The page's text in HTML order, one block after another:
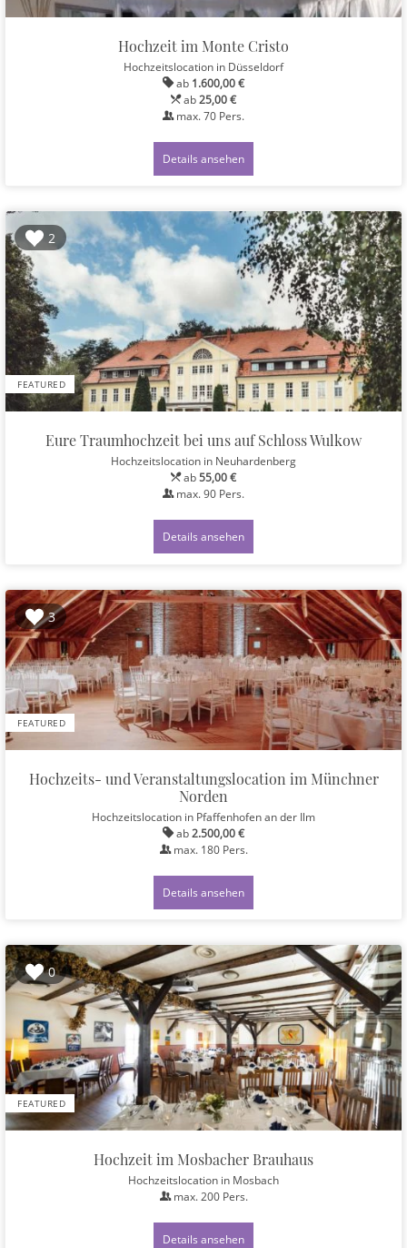
Hochzeit im Monte Cristo
Hochzeitslocation in Düsseldorf
ab 1.600,00 €
ab25,00 €
max. 70 Pers.
Details ansehen
2
FEATURED
Eure Traumhochzeit bei uns auf Schloss Wulkow
Hochzeitslocation in Neuhardenberg
ab55,00 €
max. 90 Pers.
Details ansehen
3
FEATURED
Hochzeits- und Veranstaltungslocation im Münchner
Norden
Hochzeitslocation in Pfaffenhofen an der Ilm
ab2.500,00 €
max. 180Pers.
Details ansehen
0
FEATURED
Hochzeit im Mosbacher Brauhaus
Hochzeitslocation in Mosbach
max. 200Pers.
Details ansehen